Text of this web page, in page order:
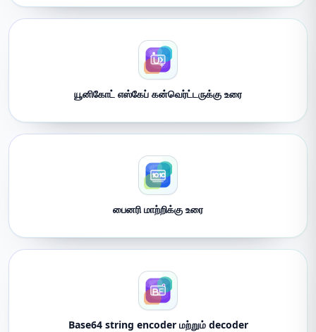
யூனிகோட் எஸ்கேப் கன்வெர்ட்டருக்கு உரை
பைனரி மாற்றிக்கு உரை
Base64 string encoder மற்றும் decoder